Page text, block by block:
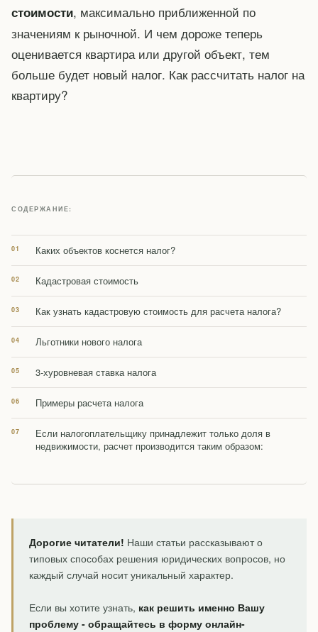
стоимости, максимально приближенной по
значениям к рыночной. И чем дороже теперь
оценивается квартира или другой объект, тем
больше будет новый налог. Как рассчитать налог на
квартиру?
СОДЕРЖАНИЕ:
Каких объектов коснется налог?
Кадастровая стоимость
Как узнать кадастровую стоимость для расчета налога?
Льготники нового налога
3-хуровневая ставка налога
Примеры расчета налога
Если налогоплательщику принадлежит только доля в
недвижимости, расчет производится таким образом:
Дорогие читатели! Наши статьи рассказывают о
типовых способах решения юридических вопросов, но
каждый случай носит уникальный характер.
Если вы хотите узнать, как решить именно Вашу
проблему - обращайтесь в форму онлайн-